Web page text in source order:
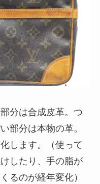
分は合成皮革。つ
部分は本物の革。
します。（使って
したり、手の脂が
るのが経年変化）